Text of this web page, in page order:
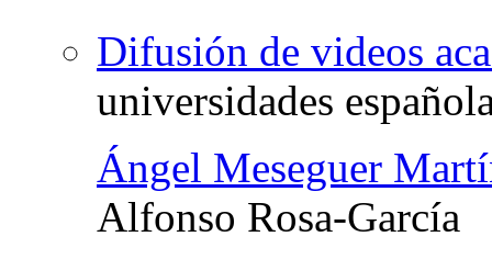
Difusión de videos
universidades
Ángel Meseguer
Alfonso Rosa-García